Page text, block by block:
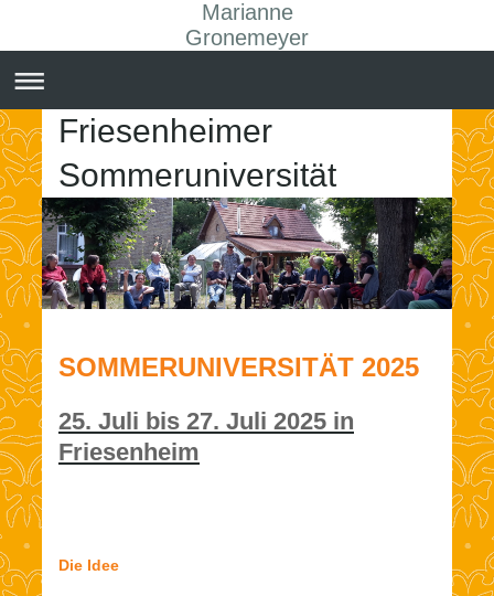
Marianne
Gronemeyer
Friesenheimer
Sommeruniversität
SOMMERUNIVERSITÄT 2025
25. Juli bis 27. Juli 2025 in
Friesenheim
Die Idee